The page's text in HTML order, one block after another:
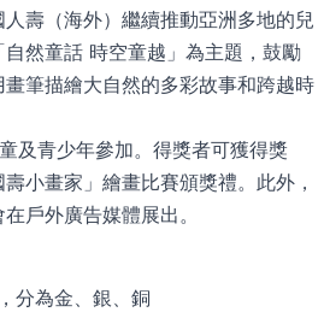
壽（海外）繼續推動亞洲多地的兒
然童話 時空童越」為主題，鼓勵
筆描繪大自然的多彩故事和跨越時
及青少年參加。得獎者可獲得獎
小畫家」繪畫比賽頒獎禮。此外，
戶外廣告媒體展出。
分為金、銀、銅